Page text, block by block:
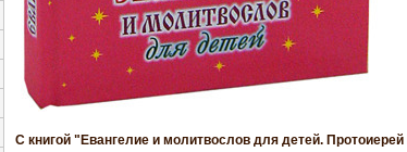
С книгой "Евангелие и молитвослов для детей.